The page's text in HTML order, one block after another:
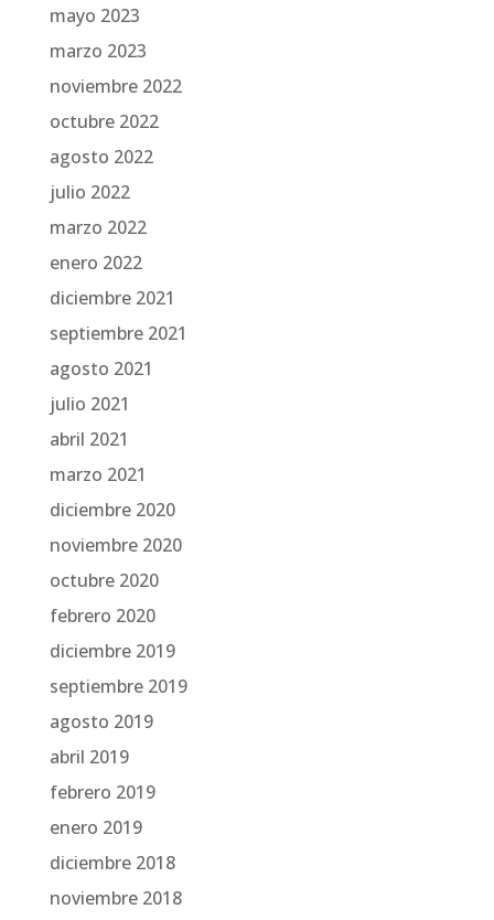
mayo 2023
marzo 2023
noviembre 2022
octubre 2022
agosto 2022
julio 2022
marzo 2022
enero 2022
diciembre 2021
septiembre 2021
agosto 2021
julio 2021
abril 2021
marzo 2021
diciembre 2020
noviembre 2020
octubre 2020
febrero 2020
diciembre 2019
septiembre 2019
agosto 2019
abril 2019
febrero 2019
enero 2019
diciembre 2018
noviembre 2018